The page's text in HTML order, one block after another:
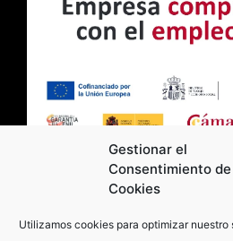
Gestionar el
Consentimiento
Cookies
Utilizamos cookies para optimizar
2026 Moviltick